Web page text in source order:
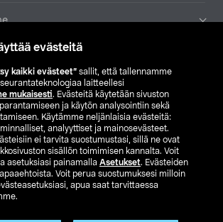
evästeitä
kaikki evästeet” sallit, että tallennamme
laitteellesi
mukaisesti. Evästeitä käytetään sivuston
ja käytön analysointiin sekä
Käytämme neljänlaisia evästeitä:
analyyttiset ja mainosevästeet.
ei tarvita suostumustasi, sillä ne ovat
sisällön toimimisen kannalta. Voit
asetuksiasi painamalla Asetukset. Evästeiden
Voit perua suostumuksesi milloin
apua saat tarvittaessa
Etsi myymälä
SE NO FI
FI SV